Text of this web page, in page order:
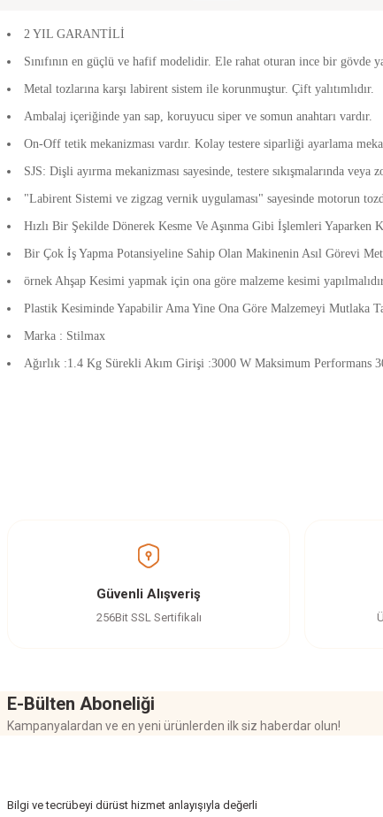
2 YIL GARANTİLİ
Sınıfının en güçlü ve hafif modelidir. Ele rahat oturan ince bir gövde
Metal tozlarına karşı labirent sistem ile korunmuştur. Çift yalıtımlıdır.
Ambalaj içeriğinde yan sap, koruyucu siper ve somun anahtarı vardır.
On-Off tetik mekanizması vardır. Kolay testere siparliği ayarlama
SJS: Dişli ayırma mekanizması sayesinde, testere sıkışmalarında
"Labirent Sistemi ve zigzag vernik uygulaması" sayesinde motorun
Hızlı Bir Şekilde Dönerek Kesme Ve Aşınma Gibi İşlemleri Yaparken
Bir Çok İş Yapma Potansiyeline Sahip Olan Makinenin Asıl Görevi
örnek Ahşap Kesimi yapmak için ona göre malzeme kesimi
Plastik Kesiminde Yapabilir Ama Yine Ona Göre Malzemeyi Mutlaka
Marka : Stilmax
Ağırlık :1.4 Kg Sürekli Akım Girişi :3000 W Maksimum Performans
Ürün açıklamasında eksik bilgiler bulunuyor.
Güvenli Alışveriş
256Bit SSL Sertifikalı
E-Bülten Aboneliği
Kampanyalardan ve en yeni ürünlerden ilk siz haberdar olun!
Bilgi ve tecrübeyi dürüst hizmet anlayışıyla değerli